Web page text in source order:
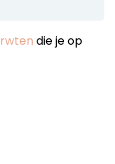
die je op